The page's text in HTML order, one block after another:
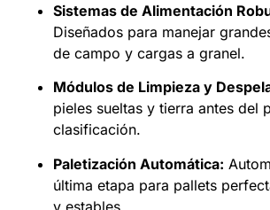
Sistemas de Alimentación
Diseñados para manejar
de campo y cargas a granel.
Módulos de Limpieza y
pieles sueltas y tierra antes del
clasificación.
Paletización Automática:
última etapa para pallets
y estables.